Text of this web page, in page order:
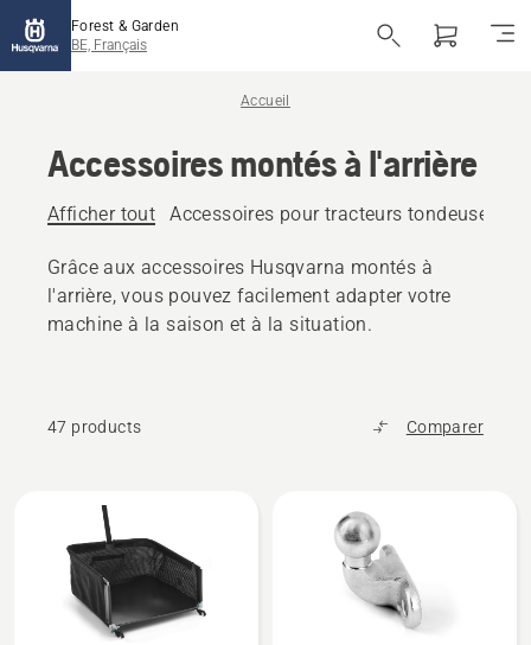
Forest & Garden
BE, Français
Accueil
Accessoires montés à l'arrière
Afficher tout Accessoires pour tracteurs tondeuses
Grâce aux accessoires Husqvarna montés à
l'arrière, vous pouvez facilement adapter votre
machine à la saison et à la situation.
47 products Comparer
produits